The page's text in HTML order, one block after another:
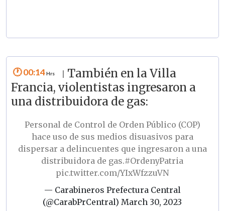
00:14
También en la Villa
Francia, violentistas ingresaron a
una distribuidora de gas:
Personal de Control de Orden Público (COP)
hace uso de sus medios disuasivos para
dispersar a delincuentes que ingresaron a una
distribuidora de gas.#OrdenyPatria
pic.twitter.com/YIxWfzzuVN
— Carabineros Prefectura Central
(@CarabPrCentral) March 30, 2023